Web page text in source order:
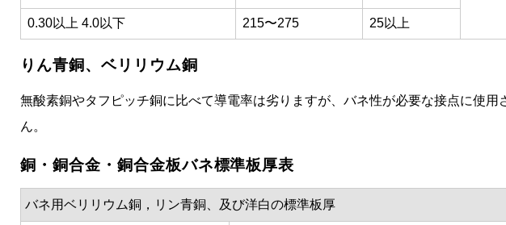
0.30以上 4.0以下 215〜275 25以上
りん青銅、ベリリウム銅
無酸素銅やタフピッチ銅に比べて導電率は劣りますが、バネ性が必要な接点に使
ん。
銅・銅合金・銅合金板バネ標準板厚表
バネ用ベリリウム銅，リン青銅、及び洋白の標準板厚